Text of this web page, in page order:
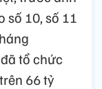
số 10, số 11
tổ chức
66 tỷ